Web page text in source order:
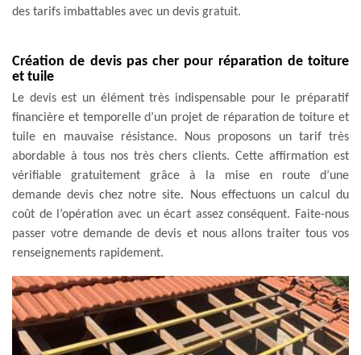
des tarifs imbattables avec un devis gratuit.
Création de devis pas cher pour réparation de toiture
et tuile
Le devis est un élément très indispensable pour le préparatif
financière et temporelle d’un projet de réparation de toiture et
tuile en mauvaise résistance. Nous proposons un tarif très
abordable à tous nos très chers clients. Cette affirmation est
vérifiable gratuitement grâce à la mise en route d’une
demande devis chez notre site. Nous effectuons un calcul du
coût de l’opération avec un écart assez conséquent. Faite-nous
passer votre demande de devis et nous allons traiter tous vos
renseignements rapidement.